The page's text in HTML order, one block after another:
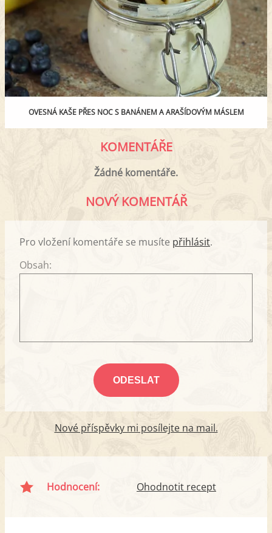
OVESNÁ KAŠE PŘES NOC S BANÁNEM A ARAŠÍDOVÝM MÁSLEM
KOMENTÁŘE
Žádné komentáře.
NOVÝ KOMENTÁŘ
Pro vložení komentáře se musíte přihlásit.
Obsah:
Nové příspěvky mi posílejte na mail.
Hodnocení: Ohodnotit recept